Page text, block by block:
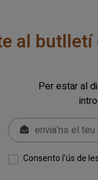
al
Per estar al
Consento l'ús de